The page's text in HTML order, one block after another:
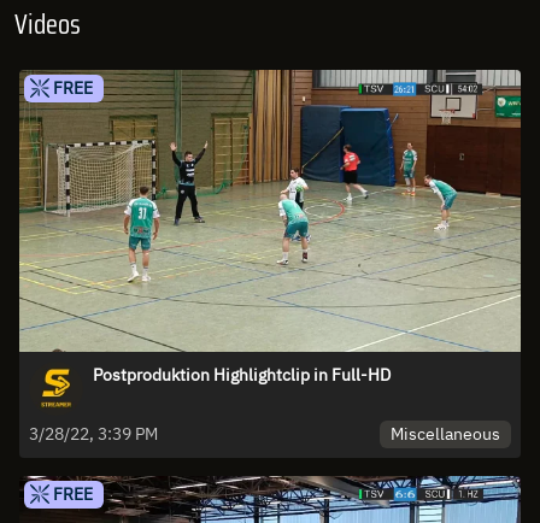
Videos
FREE
Postproduktion Highlightclip in Full-HD
3/28/22, 3:39 PM Miscellaneous
FREE